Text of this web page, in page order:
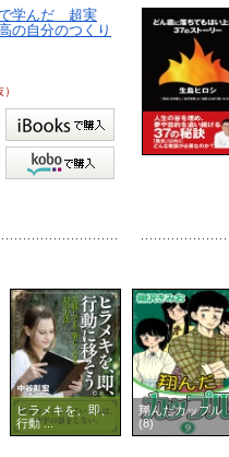
で学んだ 超実
の自分のつくり
ヒラメキを、即、
行動 ...
翔んだカップル
(8)